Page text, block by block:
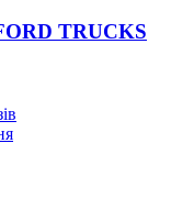
TRUCKS